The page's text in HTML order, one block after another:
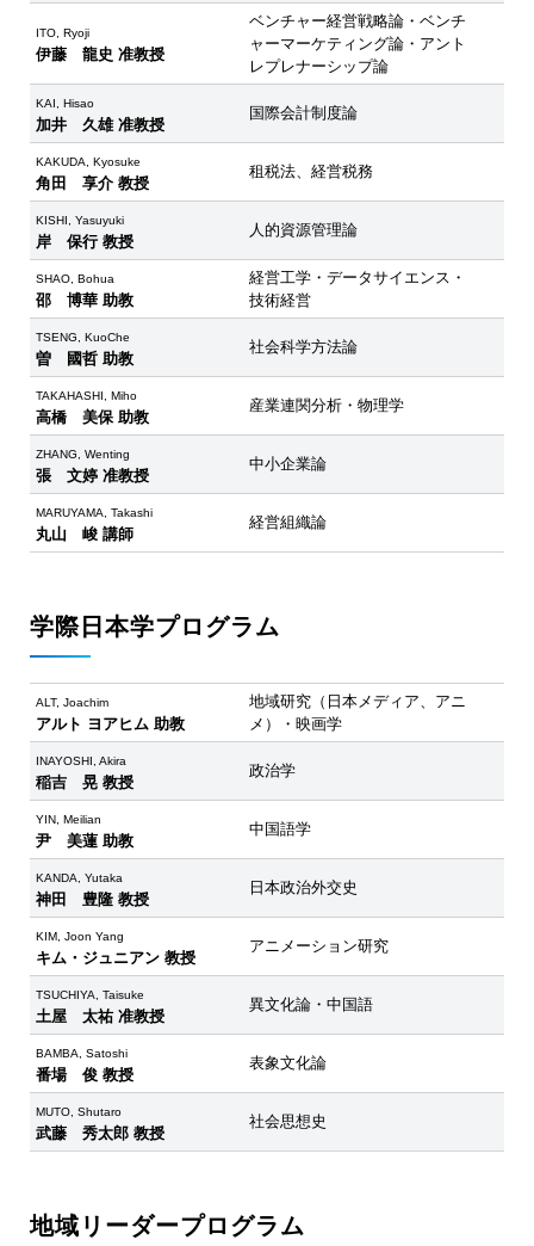
ITO, Ryoji
伊藤 龍史 准教授
ベンチャー経営戦略論・ベンチ
ャーマーケティング論・アント
レプレナーシップ論
KAI, Hisao
加井 久雄 准教授
国際会計制度論
KAKUDA, Kyosuke
角田 享介 教授
租税法、経営税務
KISHI, Yasuyuki
岸 保行 教授
人的資源管理論
SHAO, Bohua
邵 博華 助教
経営工学・データサイエンス・
技術経営
TSENG, KuoChe
曽 國哲 助教
社会科学方法論
TAKAHASHI, Miho
高橋 美保 助教
産業連関分析・物理学
ZHANG, Wenting
張 文婷 准教授
中小企業論
MARUYAMA, Takashi
丸山 峻 講師
経営組織論
学際日本学プログラム
ALT, Joachim
アルト ヨアヒム 助教
地域研究（日本メディア、アニ
メ）・映画学
INAYOSHI, Akira
稲吉 晃 教授
政治学
YIN, Meilian
尹 美蓮 助教
中国語学
KANDA, Yutaka
神田 豊隆 教授
日本政治外交史
KIM, Joon Yang
キム・ジュニアン 教授
アニメーション研究
TSUCHIYA, Taisuke
土屋 太祐 准教授
異文化論・中国語
BAMBA, Satoshi
番場 俊 教授
表象文化論
MUTO, Shutaro
武藤 秀太郎 教授
社会思想史
地域リーダープログラム